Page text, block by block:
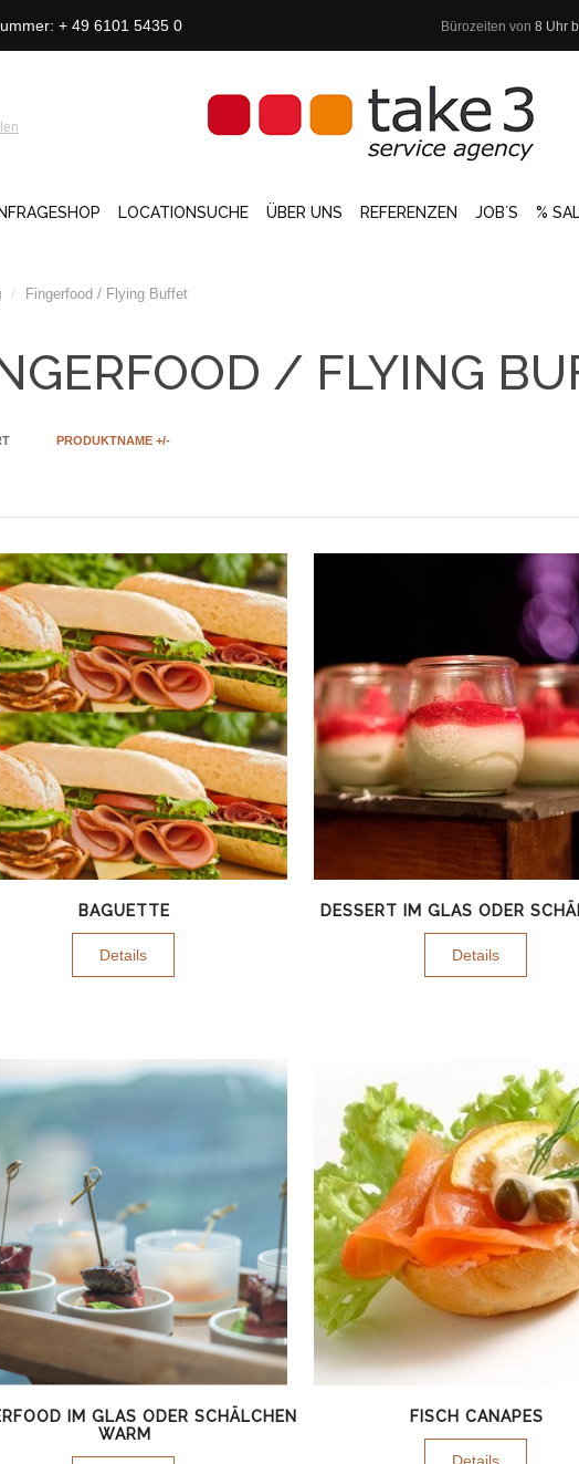
+ 49 6101 5435 0 Bürozeiten von 8 Uhr
LOCATIONSUCHE ÜBER UNS REFERENZEN JOB´S %
/ Fingerfood / Flying Buffet
/ FLYING
PRODUKTNAME +/-
BAGUETTE
Details
DESSERT IM GLAS ODER
Details
IM GLAS ODER SCHÄLCHEN
WARM
FISCH CANAPES